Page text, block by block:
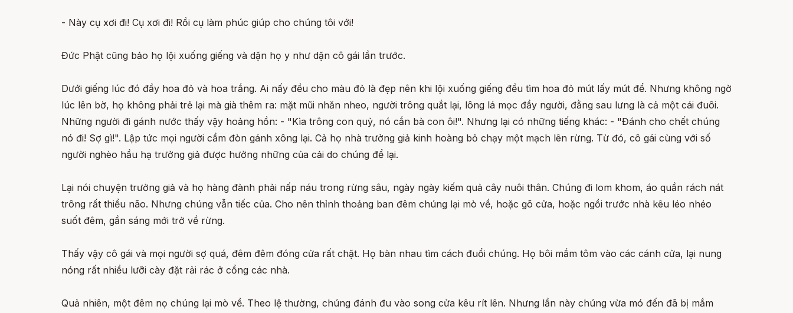
- Này cụ xơi đi! Cụ xơi đi! Rồi cụ làm phúc giúp cho chúng tôi với!
Đức Phật cũng bảo họ lội xuống giếng và dặn họ y như dặn cô gái lần trước.
Dưới giếng lúc đó đầy hoa đỏ và hoa trắng. Ai nấy đều cho màu đỏ là đẹp nên khi lội xuống giếng đều tìm hoa đỏ mút lấy mút để. Nhưng không ngờ
lúc lên bờ, họ không phải trẻ lại mà già thêm ra: mặt mũi nhăn nheo, người trông quắt lại, lông lá mọc đầy người, đằng sau lưng là cả một cái đuôi.
Những người đi gánh nước thấy vậy hoảng hồn: - "Kìa trông con quỷ, nó cắn bà con ôi!". Nhưng lại có những tiếng khác: - "Đánh cho chết chúng
nó đi! Sợ gì!". Lập tức mọi người cầm đòn gánh xông lại. Cả họ nhà trưởng giả kinh hoàng bỏ chạy một mạch lên rừng. Từ đó, cô gái cùng với số
người nghèo hầu hạ trưởng giả được hưởng những của cải do chúng để lại.
Lại nói chuyện trưởng giả và họ hàng đành phải nấp náu trong rừng sâu, ngày ngày kiếm quả cây nuôi thân. Chúng đi lom khom, áo quần rách nát
trông rất thiểu não. Nhưng chúng vẫn tiếc của. Cho nên thỉnh thoảng ban đêm chúng lại mò về, hoặc gõ cửa, hoặc ngồi trước nhà kêu léo nhéo
suốt đêm, gần sáng mới trở về rừng.
Thấy vậy cô gái và mọi người sợ quá, đêm đêm đóng cửa rất chặt. Họ bàn nhau tìm cách đuổi chúng. Họ bôi mắm tôm vào các cánh cửa, lại nung
nóng rất nhiều lưỡi cày đặt rải rác ở cổng các nhà.
Quả nhiên, một đêm nọ chúng lại mò về. Theo lệ thường, chúng đánh đu vào song cửa kêu rít lên. Nhưng lần này chúng vừa mó đến đã bị mắm